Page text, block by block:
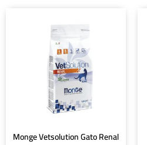
Monge Vetsolution Gato Renal